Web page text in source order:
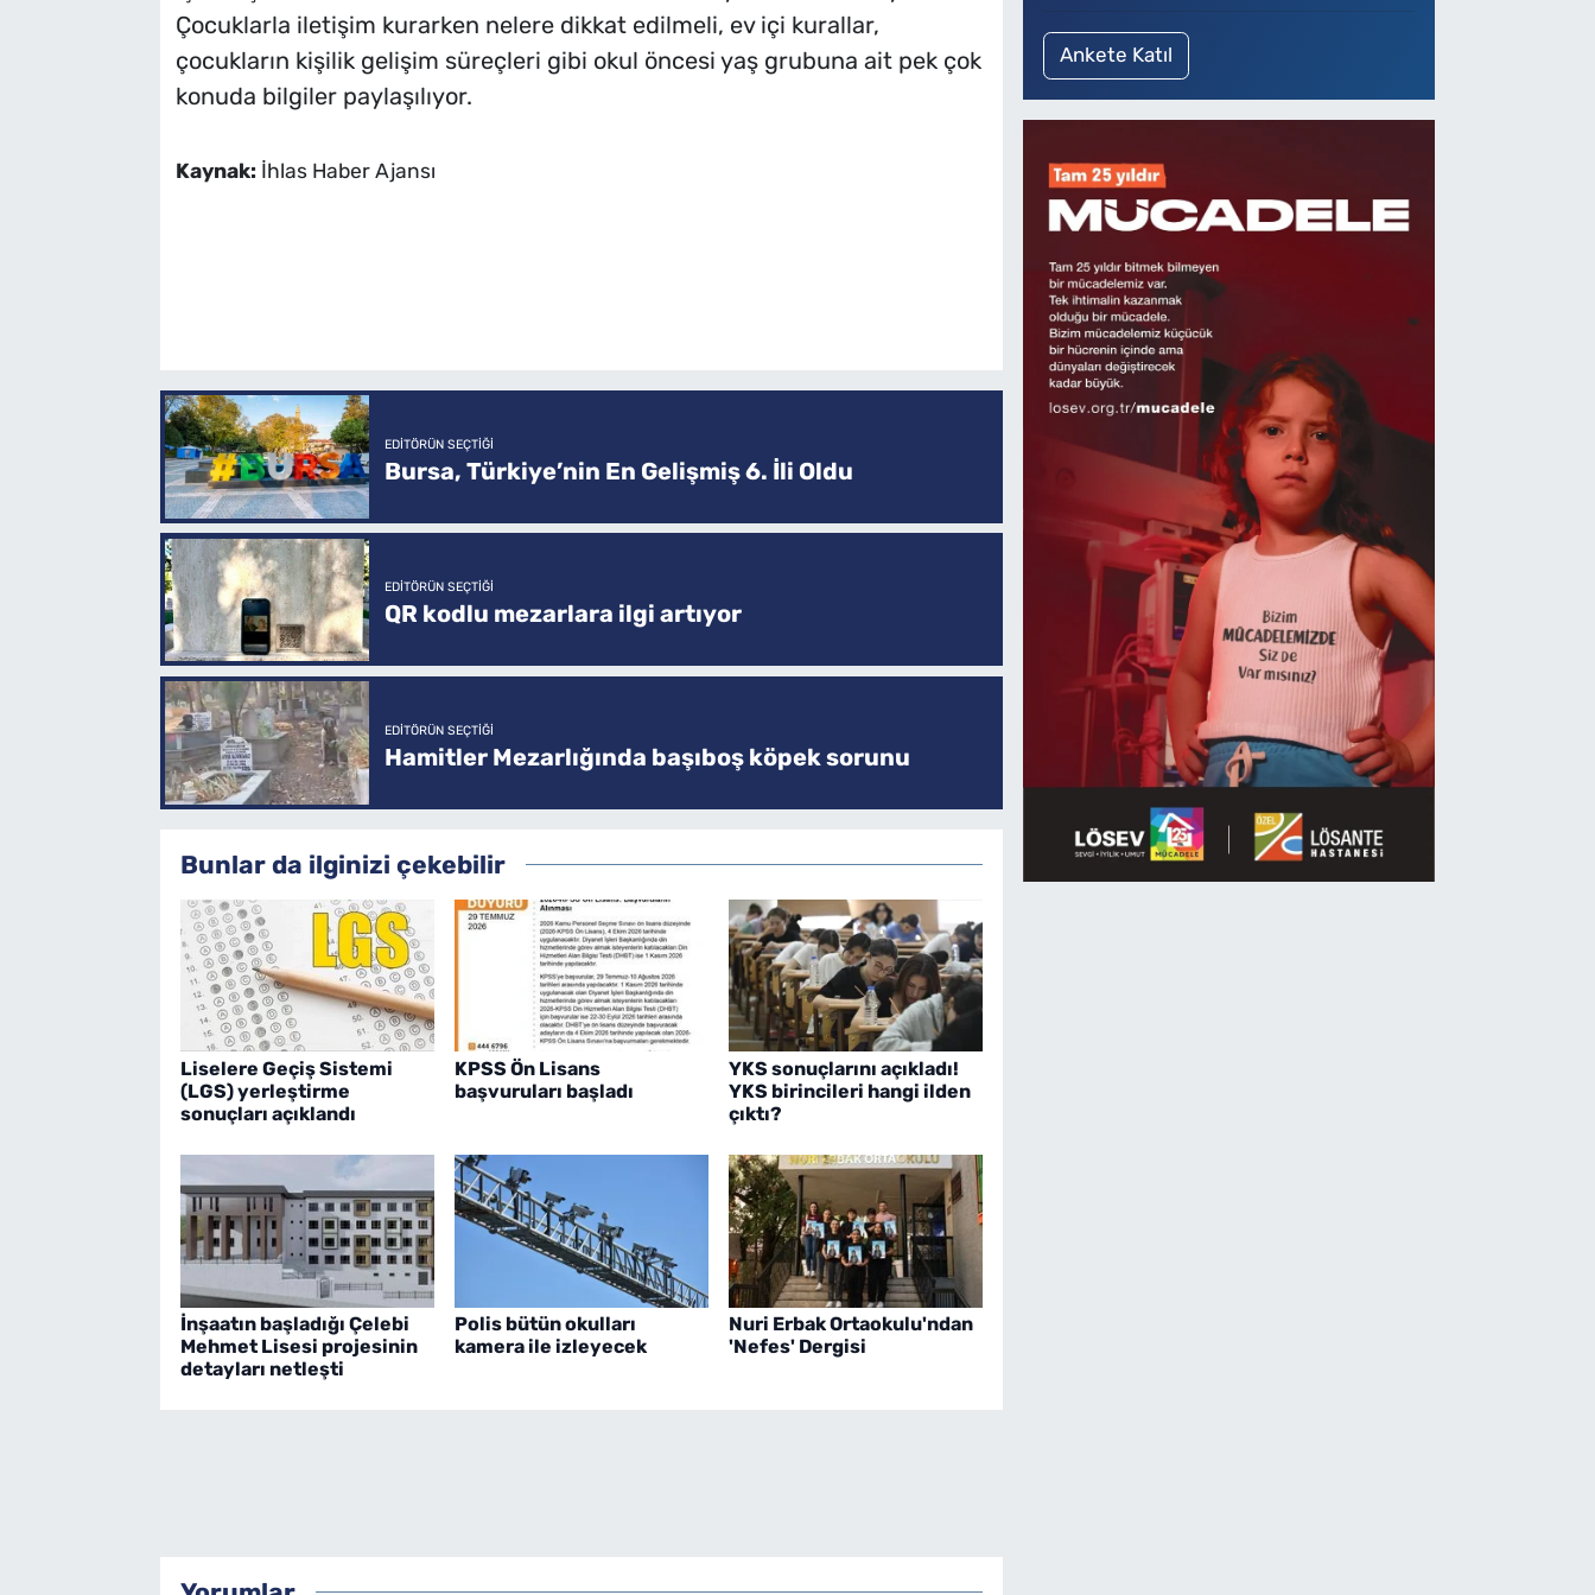
Çocuklarla iletişim kurarken nelere dikkat edilmeli, ev içi kurallar,
çocukların kişilik gelişim süreçleri gibi okul öncesi yaş grubuna ait pek çok
konuda bilgiler paylaşılıyor.
Kaynak: İhlas Haber Ajansı
EDITÖRÜN SEÇTIĞI
Bursa, Türkiye’nin En Gelişmiş 6. İli Oldu
EDITÖRÜN SEÇTIĞI
QR kodlu mezarlara ilgi artıyor
EDITÖRÜN SEÇTIĞI
Hamitler Mezarlığında başıboş köpek sorunu
Bunlar da ilginizi çekebilir
Liselere Geçiş Sistemi
(LGS) yerleştirme
sonuçları açıklandı
KPSS Ön Lisans
başvuruları başladı
YKS sonuçlarını açıkladı!
YKS birincileri hangi ilden
çıktı?
İnşaatın başladığı Çelebi
Mehmet Lisesi projesinin
detayları netleşti
Polis bütün okulları
kamera ile izleyecek
Nuri Erbak Ortaokulu'ndan
'Nefes' Dergisi
Ankete Katıl